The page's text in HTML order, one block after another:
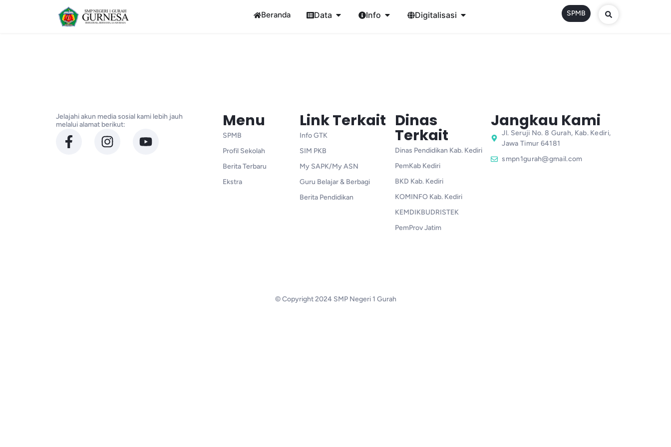
Beranda Data Info Digitalisasi SPMB
Jelajahi akun media sosial kami lebih jauh
melalui alamat berikut:
Menu
SPMB
Profil Sekolah
Berita Terbaru
Ekstra
Link Terkait
Info GTK
SIM PKB
My SAPK/My ASN
Guru Belajar & Berbagi
Berita Pendidikan
Dinas
Terkait
Dinas Pendidikan Kab. Kediri
PemKab Kediri
BKD Kab. Kediri
KOMINFO Kab. Kediri
KEMDIKBUDRISTEK
PemProv Jatim
Jangkau Kami
Jl. Seruji No. 8 Gurah, Kab. Kediri,
Jawa Timur 64181
smpn1gurah@gmail.com
© Copyright 2024 SMP Negeri 1 Gurah